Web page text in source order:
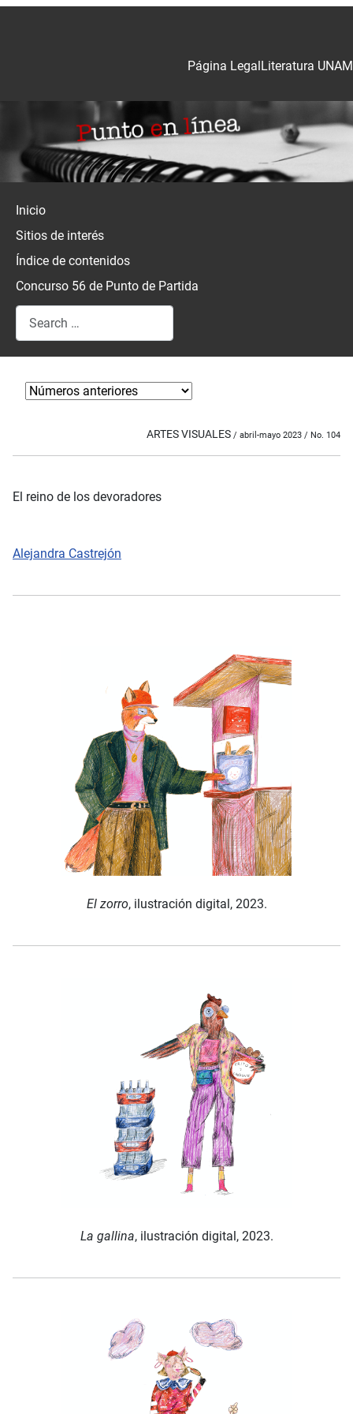
Literatura UNAM
Página Legal
Inicio
Sitios de interés
Índice de contenidos
Concurso 56 de Punto de Partida
Search
ARTES VISUALES / abril-mayo 2023 / No. 104
El reino de los devoradores
Alejandra Castrejón
El zorro, ilustración digital, 2023.
La gallina, ilustración digital, 2023.